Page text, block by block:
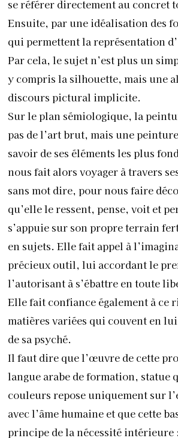
se référer directement au concret
Ensuite, par une idéalisation des
qui permettent la représentation
Par cela, le sujet n’est plus un
y compris la silhouette, mais une
discours pictural implicite.
Sur le plan sémiologique, la
pas de l’art brut, mais une
savoir de ses éléments les plus
nous fait alors voyager à travers
sans mot dire, pour nous faire
qu’elle le ressent, pense, voit et
s’appuie sur son propre terrain
en sujets. Elle fait appel à
précieux outil, lui accordant le
l’autorisant à s’ébattre en toute
Elle fait confiance également à ce
matières variées qui couvent en
de sa psyché.
Il faut dire que l’œuvre de cette
langue arabe de formation, statue
couleurs repose uniquement sur
avec l’âme humaine et que cette
principe de la nécessité